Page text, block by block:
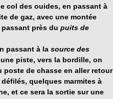
col des ouides, en passant à
de gaz, avec une montée
près du puits de
passant à la source des
piste, vers la bordille, on
poste de chasse en aller retour
quelques marmites à
et ce sera la sortie sur une